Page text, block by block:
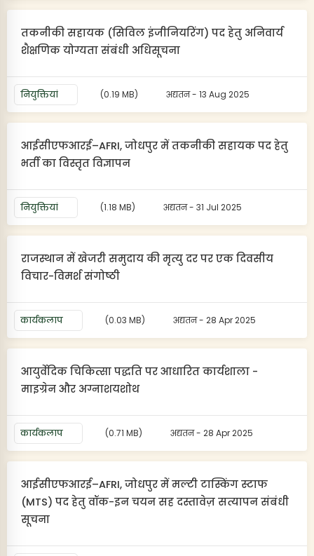
तकनीकी सहायक (सिविल इंजीनियरिंग) पद हेतु अनिवार्य
शैक्षणिक योग्यता संबंधी अधिसूचना
नियुक्तियां (0.19 MB) अद्यतन - 13 Aug 2025
आईसीएफआरई–AFRI, जोधपुर में तकनीकी सहायक पद हेतु
भर्ती का विस्तृत विज्ञापन
नियुक्तियां (1.18 MB) अद्यतन - 31 Jul 2025
राजस्थान में खेजरी समुदाय की मृत्यु दर पर एक दिवसीय
विचार-विमर्श संगोष्ठी
कार्यकलाप (0.03 MB) अद्यतन - 28 Apr 2025
आयुर्वेदिक चिकित्सा पद्धति पर आधारित कार्यशाला -
माइग्रेन और अग्नाशयशोथ
कार्यकलाप (0.71 MB) अद्यतन - 28 Apr 2025
आईसीएफआरई–AFRI, जोधपुर में मल्टी टास्किंग स्टाफ
(MTS) पद हेतु वॉक-इन चयन सह दस्तावेज़ सत्यापन संबंधी
सूचना